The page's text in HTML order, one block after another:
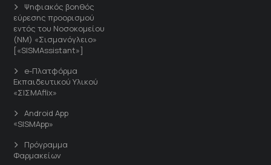
Ψηφιακός βοηθός
εύρεσης προορισμού
εντός του Νοσοκομείου
(ΝΜ) «Σισμανόγλειο»
[«SISMAssistant»]
e-Πλατφόρμα
Εκπαιδευτικού Υλικού
«ΣΙΣΜΑflix»
Android App
«SISMApp»
Πρόγραμμα
Φαρμακείων